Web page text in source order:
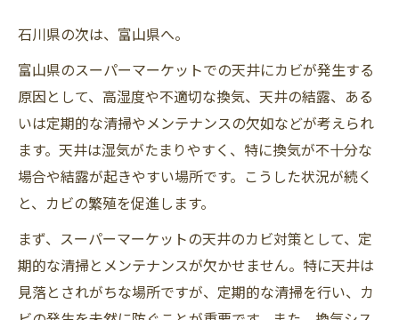
石川県の次は、富山県へ。
富山県のスーパーマーケットでの天井にカビが発生する
原因として、高湿度や不適切な換気、天井の結露、ある
いは定期的な清掃やメンテナンスの欠如などが考えられ
ます。天井は湿気がたまりやすく、特に換気が不十分な
場合や結露が起きやすい場所です。こうした状況が続く
と、カビの繁殖を促進します。
まず、スーパーマーケットの天井のカビ対策として、定
期的な清掃とメンテナンスが欠かせません。特に天井は
見落とされがちな場所ですが、定期的な清掃を行い、カ